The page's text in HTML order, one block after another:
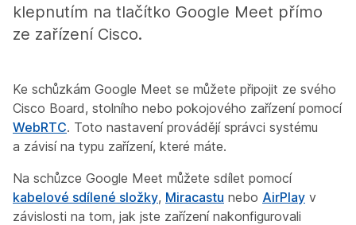
klepnutím na tlačítko Google Meet přímo
ze zařízení Cisco.
Ke schůzkám Google Meet se můžete připojit ze svého
Cisco Board, stolního nebo pokojového zařízení pomocí
WebRTC. Toto nastavení provádějí správci systému
a závisí na typu zařízení, které máte.
Na schůzce Google Meet můžete sdílet pomocí
kabelové sdílené složky, Miracastu nebo AirPlay v
závislosti na tom, jak jste zařízení nakonfigurovali